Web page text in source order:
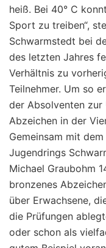
heiß. Bei 40° C
Sport zu treiben“,
Schwarmstedt bei
des letzten Jahres
Verhältnis zu
Teilnehmer. Um so
der Absolventen zur
Abzeichen in der
Gemeinsam mit
Jugendrings
Michael Graubohm
bronzenes
über Erwachsene,
die Prüfungen
oder schon als